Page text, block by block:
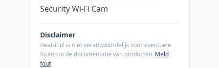
Security Wi-Fi Cam
Disclaimer
Beat-it.nl is niet verantwoordelijk voor eventuele
fouten in de documentatie van producten. Meld
fout